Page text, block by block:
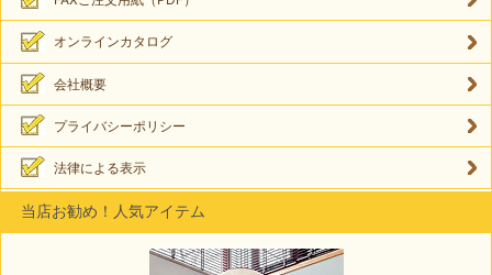
オンラインカタログ
会社概要
プライバシーポリシー
法律による表示
当店お勧め！人気アイテム